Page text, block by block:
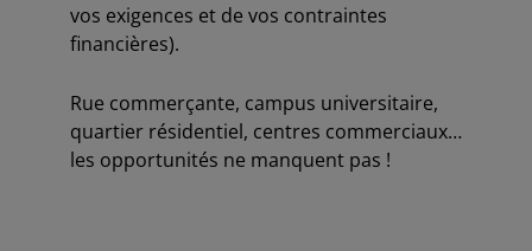
vos exigences et de vos contraintes
financières).
Rue commerçante, campus universitaire,
quartier résidentiel, centres commerciaux…
les opportunités ne manquent pas !